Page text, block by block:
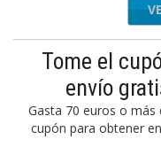
Tome el
envío
Gasta 70 euros o más
cupón para obtener